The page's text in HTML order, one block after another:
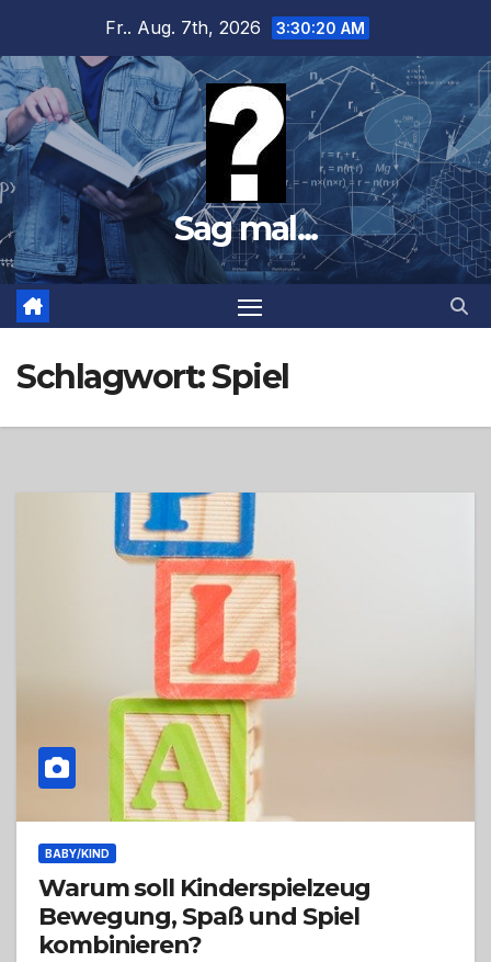
springen
Fr.. Aug. 7th, 2026 3:30:21 AM
Sag mal...
Schlagwort:Spiel
BABY/KIND
Warum soll Kinderspielzeug
Bewegung, Spaß und Spiel
kombinieren?